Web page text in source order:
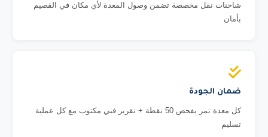
شاحنات نقل مخصصة تضمن وصول المعدة لأي مكان في القصيم
بأمان
ضمان الجودة
كل معدة تمر بفحص 50 نقطة + تقرير فني مكتوب مع كل عملية
تسليم